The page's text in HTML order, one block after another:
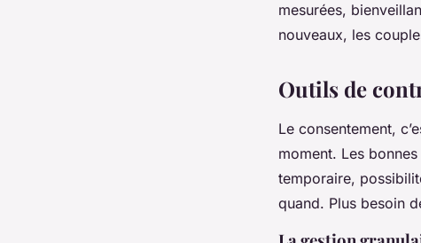
mesurées,
nouveaux, les
Outils de
Le consentement,
moment. Les
temporaire,
quand. Plus besoin